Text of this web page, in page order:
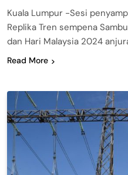
Kuala Lumpur -Sesi
Replika Tren sempena
dan Hari Malaysia 2024
Read More